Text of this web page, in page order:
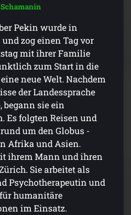
Pekin wurde in
zog einen Tag vor
mit ihrer Familie
zum Start in die
neue Welt. Nachdem
der Landessprache
begann sie ein
Es folgten Reisen und
um den Globus -
Afrika und Asien.
ihrem Mann und ihren
Sie arbeitet als
Psychotherapeutin und
humanitäre
im Einsatz.